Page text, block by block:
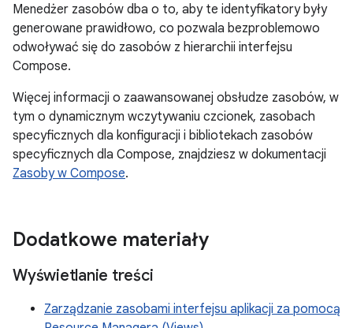
Menedżer zasobów dba o to, aby te identyfikatory były
generowane prawidłowo, co pozwala bezproblemowo
odwoływać się do zasobów z hierarchii interfejsu
Compose.
Więcej informacji o zaawansowanej obsłudze zasobów, w
tym o dynamicznym wczytywaniu czcionek, zasobach
specyficznych dla konfiguracji i bibliotekach zasobów
specyficznych dla Compose, znajdziesz w dokumentacji
Zasoby w Compose.
Dodatkowe materiały
Wyświetlanie treści
Zarządzanie zasobami interfejsu aplikacji za pomocą